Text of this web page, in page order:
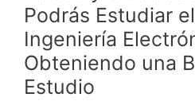
Podrás Estudiar
Ingeniería
Obteniendo una
Estudio